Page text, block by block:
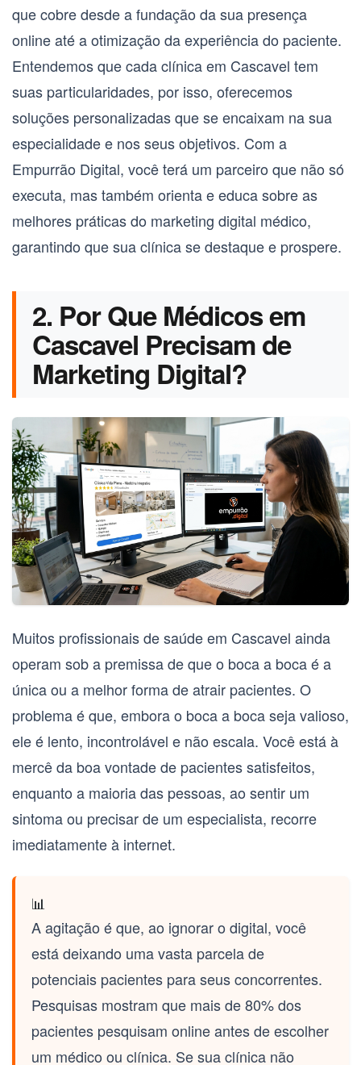
que cobre desde a fundação da sua presença
online até a otimização da experiência do paciente.
Entendemos que cada clínica em Cascavel tem
suas particularidades, por isso, oferecemos
soluções personalizadas que se encaixam na sua
especialidade e nos seus objetivos. Com a
Empurrão Digital, você terá um parceiro que não só
executa, mas também orienta e educa sobre as
melhores práticas do marketing digital médico,
garantindo que sua clínica se destaque e prospere.
2. Por Que Médicos em
Cascavel Precisam de
Marketing Digital?
Muitos profissionais de saúde em Cascavel ainda
operam sob a premissa de que o boca a boca é a
única ou a melhor forma de atrair pacientes. O
problema é que, embora o boca a boca seja valioso,
ele é lento, incontrolável e não escala. Você está à
mercê da boa vontade de pacientes satisfeitos,
enquanto a maioria das pessoas, ao sentir um
sintoma ou precisar de um especialista, recorre
imediatamente à internet.
📊
A agitação é que, ao ignorar o digital, você
está deixando uma vasta parcela de
potenciais pacientes para seus concorrentes.
Pesquisas mostram que mais de 80% dos
pacientes pesquisam online antes de escolher
um médico ou clínica. Se sua clínica não